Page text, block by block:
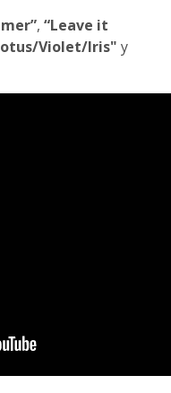
,“Leave it
Violet/Iris" y